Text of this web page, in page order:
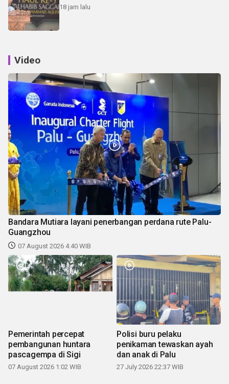
18 jam lalu
Video
Bandara Mutiara layani penerbangan perdana rute Palu-
Guangzhou
07 August 2026 4:40 WIB
Pemerintah percepat
pembangunan huntara
pascagempa di Sigi
07 August 2026 1:02 WIB
Polisi buru pelaku
penikaman tewaskan ayah
dan anak di Palu
27 July 2026 22:37 WIB